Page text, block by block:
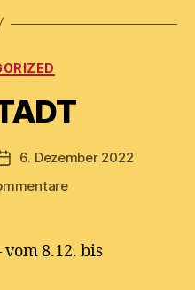
Beitragsdatum
6. Dezember 2022
zu
8.12. bis